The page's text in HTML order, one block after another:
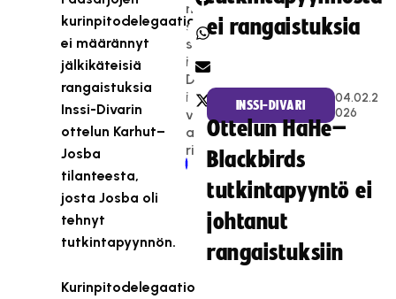
kurinpitodelegaatio
ei määrännyt
jälkikäteisiä
rangaistuksia
Inssi-Divarin
ottelun Karhut–
Josba
tilanteesta,
josta Josba oli
tehnyt
tutkintapyynnön.
Kurinpitodelegaatio
n
s
s
i-
D
i
v
a
ri
Older Post
Newer Post
ei rangaistuksia
INSSI-DIVARI
04.02.2
026
Ottelun HaHe–
Blackbirds
tutkintapyyntö ei
johtanut
rangaistuksiin